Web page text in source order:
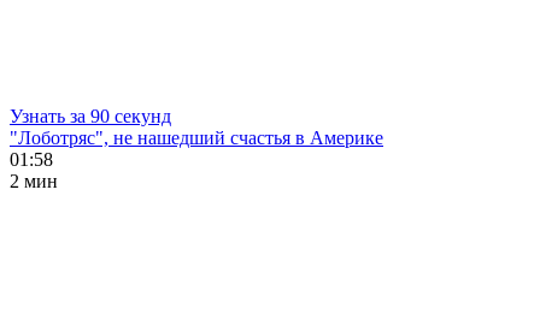
Узнать за 90 секунд
"Лоботряс", не нашедший счастья в Америке
01:58
2 мин